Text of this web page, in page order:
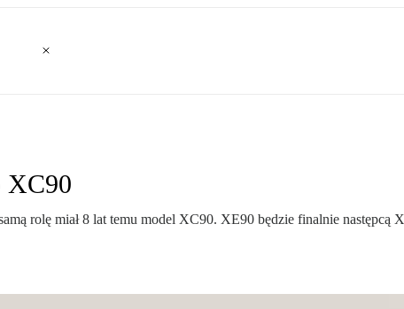
XC90
rolę miał 8 lat temu model XC90. XE90 będzie finalnie następcą